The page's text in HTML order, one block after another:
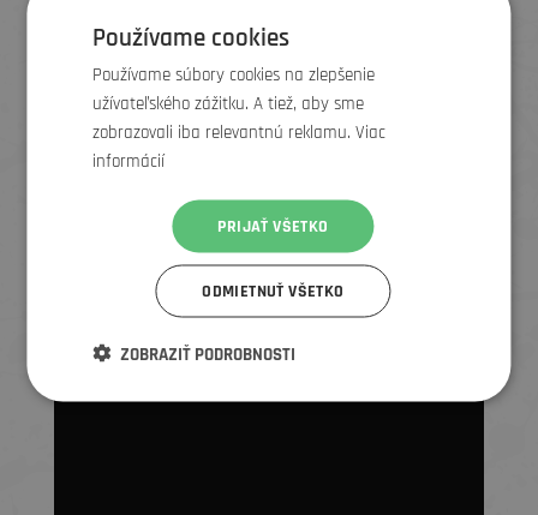
Používame cookies
Používame súbory cookies na zlepšenie
užívateľského zážitku. A tiež, aby sme
zobrazovali iba relevantnú reklamu. Viac
informácií
PRIJAŤ VŠETKO
ODMIETNUŤ VŠETKO
ZOBRAZIŤ PODROBNOSTI